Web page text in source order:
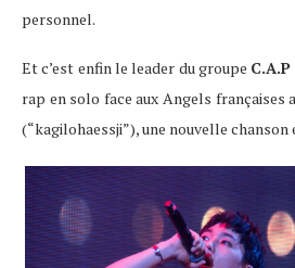
personnel.
Et c’est enfin le leader du groupe C.A.P
rap en solo face aux Angels françaises
(“kagilohaessji”), une nouvelle chanson